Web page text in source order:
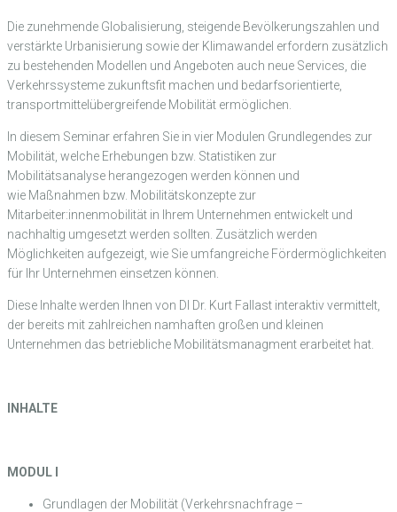
Die zunehmende Globalisierung, steigende Bevölkerungszahlen und
verstärkte Urbanisierung sowie der Klimawandel erfordern zusätzlich
zu bestehenden Modellen und Angeboten auch neue Services, die
Verkehrssysteme zukunftsfit machen und bedarfsorientierte,
transportmittelübergreifende Mobilität ermöglichen.
In diesem Seminar erfahren Sie in vier Modulen Grundlegendes zur
Mobilität, welche Erhebungen bzw. Statistiken zur
Mobilitätsanalyse herangezogen werden können und
wie Maßnahmen bzw. Mobilitätskonzepte zur
Mitarbeiter:innenmobilität in Ihrem Unternehmen entwickelt und
nachhaltig umgesetzt werden sollten. Zusätzlich werden
Möglichkeiten aufgezeigt, wie Sie umfangreiche Fördermöglichkeiten
für Ihr Unternehmen einsetzen können.
Diese Inhalte werden Ihnen von DI Dr. Kurt Fallast interaktiv vermittelt,
der bereits mit zahlreichen namhaften großen und kleinen
Unternehmen das betriebliche Mobilitätsmanagment erarbeitet hat.
INHALTE
MODUL I
Grundlagen der Mobilität (Verkehrsnachfrage –